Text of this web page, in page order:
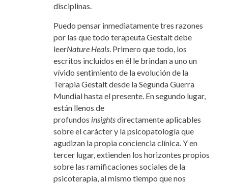
disciplinas.
Puedo pensar inmediatamente tres razones
por las que todo terapeuta Gestalt debe
leerNature Heals . Primero que todo, los
escritos incluidos en él le brindan a uno un
vívido sentimiento de la evolución de la
Terapia Gestalt desde la Segunda Guerra
Mundial hasta el presente. En segundo lugar,
están llenos de
profundos insightsdirectamente aplicables
sobre el carácter y la psicopatología que
agudizan la propia conciencia clínica. Y en
tercer lugar, extienden los horizontes propios
sobre las ramificaciones sociales de la
psicoterapia, al mismo tiempo que nos